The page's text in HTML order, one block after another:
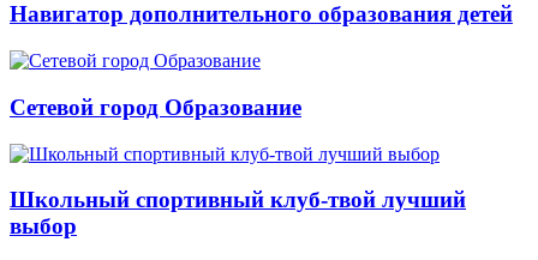
Навигатор дополнительного образования детей
Сетевой город Образование
Школьный спортивный клуб-твой лучший
выбор